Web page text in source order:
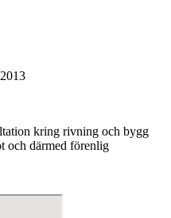
kring rivning och bygg
och därmed förenlig